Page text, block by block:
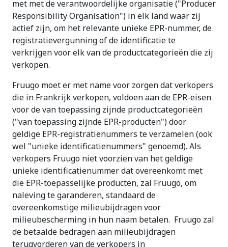
met met de verantwoordelijke organisatie ("Producer
Responsibility Organisation") in elk land waar zij
actief zijn, om het relevante unieke EPR-nummer, de
registratievergunning of de identificatie te
verkrijgen voor elk van de productcategorieën die zij
verkopen.
Fruugo moet er met name voor zorgen dat verkopers
die in Frankrijk verkopen, voldoen aan de EPR-eisen
voor de van toepassing zijnde productcategorieën
("van toepassing zijnde EPR-producten") door
geldige EPR-registratienummers te verzamelen (ook
wel "unieke identificatienummers" genoemd). Als
verkopers Fruugo niet voorzien van het geldige
unieke identificatienummer dat overeenkomt met
die EPR-toepasselijke producten, zal Fruugo, om
naleving te garanderen, standaard de
overeenkomstige milieubijdragen voor
milieubescherming in hun naam betalen. Fruugo zal
de betaalde bedragen aan milieubijdragen
terugvorderen van de verkopers in